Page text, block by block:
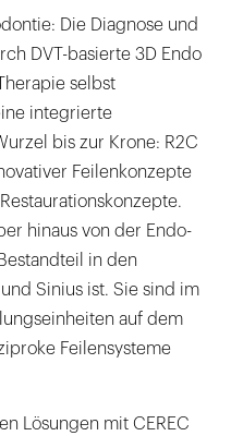
Die Diagnose und
DVT-basierte 3D Endo
selbst
integrierte
bis zur Krone: R2C
Feilenkonzepte
hinaus von der Endo-
in den
Sinius ist. Sie sind im
auf dem
Feilensysteme
Lösungen mit CEREC